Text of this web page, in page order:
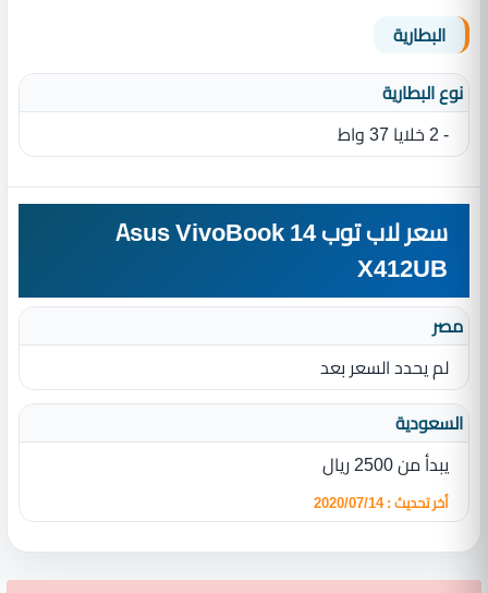
البطارية
نوع البطارية‏
- 2 خلايا 37 واط
سعر لاب توب Asus VivoBook 14
X412UB
مصر
لم يحدد السعر بعد
السعودية
يبدأ من 2500 ريال
أخر تحديث : 2020/07/14